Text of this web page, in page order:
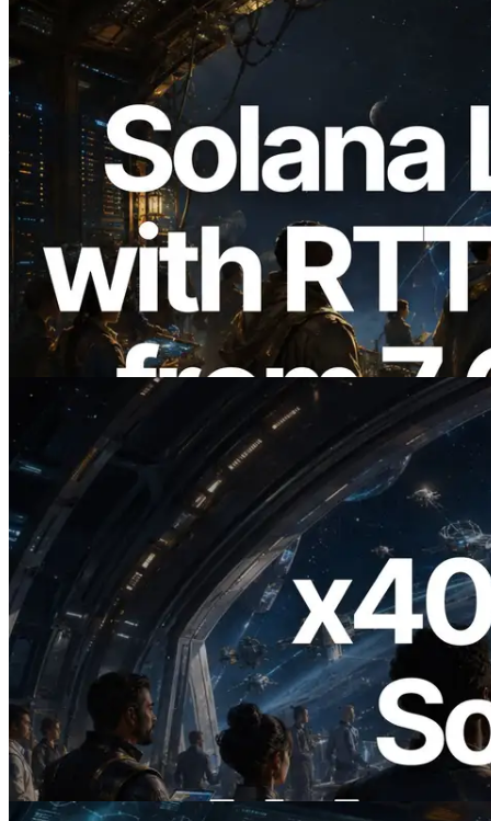
2026.08.05
ERPC erweitert Solana Leader Slot API
um Ping-Messung aus 7 globalen
Regionen — Validators Information API
ebenfalls gestartet
Lesen Sie diesen Artikel
2026.07.04
ERPC startet x402-fähige Solana RPC —
Der Beginn einer Ära, in der KI-Agenten
APIs bei Bedarf bezahlen
Lesen Sie diesen Artikel